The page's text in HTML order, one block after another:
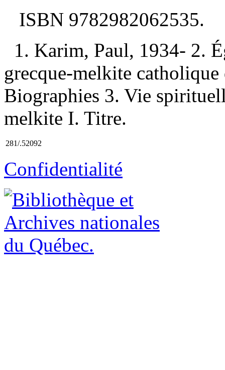
ISBN 9782982062535.
1. Karim, Paul, 1934- 2.
grecque-melkite
Biographies 3. Vie
melkite I. Titre.
281/.52092
Confidentialité